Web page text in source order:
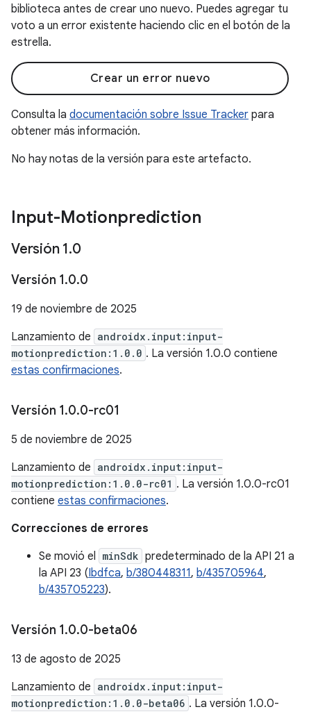
biblioteca antes de crear uno nuevo. Puedes agregar tu
voto a un error existente haciendo clic en el botón de la
estrella.
Crear un error nuevo
Consulta la documentación sobre Issue Tracker para
obtener más información.
No hay notas de la versión para este artefacto.
Input-Motionprediction
Versión 1.0
Versión 1.0.0
19 de noviembre de 2025
Lanzamiento de androidx.input:input-
motionprediction:1.0.0 . La versión 1.0.0 contiene
estas confirmaciones.
Versión 1.0.0-rc01
5 de noviembre de 2025
Lanzamiento de androidx.input:input-
motionprediction:1.0.0-rc01 . La versión 1.0.0-rc01
contiene estas confirmaciones.
Correcciones de errores
Se movió el minSdk predeterminado de la API 21 a
la API 23 (Ibdfca, b/380448311, b/435705964,
b/435705223).
Versión 1.0.0-beta06
13 de agosto de 2025
Lanzamiento de androidx.input:input-
motionprediction:1.0.0-beta06 . La versión 1.0.0-